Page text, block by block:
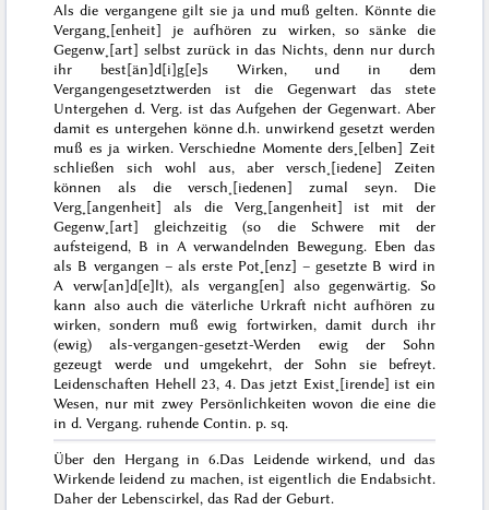
Als die vergangenegilt sie ja und muß gelten. Könnte die
Vergang˖[enheit] je aufhören zu wirken, so sänke die
Gegenw˖[art] selbst zurück in das Nichts, denn nur durch
ihr best[än]d[i]g[e]s Wirken, und in dem
Vergangengesetztwerden ist die Gegenwart das stete
Untergehen d. Verg. ist das Aufgehen der Gegenwart. Aber
damit es untergehen könne d.h. unwirkend gesetzt werden
muß es ja wirken. Verschiedne Momente ders˖[elben] Zeit
schließen sich wohl aus, aber versch˖[iedene] Zeiten
können als die versch˖[iedenen] zumal seyn. Die
Verg˖[angenheit] als die Verg˖[angenheit] ist mit der
Gegenw˖[art] gleichzeitig (so die Schwere mit der
aufsteigend, B in A verwandelnden Bewegung. Eben das
als B vergangen – als erste Pot˖[enz] – gesetzte B wird in
A verw[an]d[e]lt), als vergang[en] also gegenwärtig. So
kann also auch die väterliche Urkraft nicht aufhören zu
wirken, sondern muß ewig fortwirken, damit durch ihr
(ewig) als-vergangen-gesetzt-Werden ewig der Sohn
gezeugt werde und umgekehrt, der Sohn sie befreyt.
Leidenschaften Hehell 23, 4.Das jetzt Exist˖[irende] ist ein
Wesen, nur mit zwey Persönlichkeiten wovon die eine die
in d. Vergang. ruhendeContin. p. sq.
Über den Hergang in 6.Das Leidende wirkend, und das
Wirkende leidend zu machen, ist eigentlich die Endabsicht.
Daher der Lebenscirkel, das Rad der Geburt.